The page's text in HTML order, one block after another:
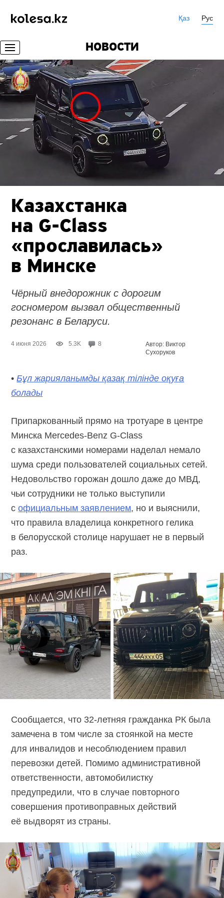
Қаз Рус
НОВОСТИ
Казахстанка
на G-Class
«прославилась»
в Минске
Чёрный внедорожник с дорогим
госномером вызвал общественный
резонанс в Беларуси.
4 июня 2026 5.3K 8
Автор: Виктор
Сухоруков
•Бұл жарияланымды қазақ тілінде оқуға
болады
Припаркованный прямо на тротуаре в центре
Минска Mercedes-Benz G-Class
с казахстанскими номерами наделал немало
шума среди пользователей социальных сетей.
Недовольство горожан дошло даже до МВД,
чьи сотрудники не только выступили
софициальным заявлением, но и выяснили,
что правила владелица конкретного гелика
в белорусской столице нарушает не в первый
раз.
Сообщается, что 32-летняя гражданка РК была
замечена в том числе за стоянкой на месте
для инвалидов и несоблюдением правил
перевозки детей. Помимо административной
ответственности, автомобилистку
предупредили, что в случае повторного
совершения противоправных действий
её выдворят из страны.